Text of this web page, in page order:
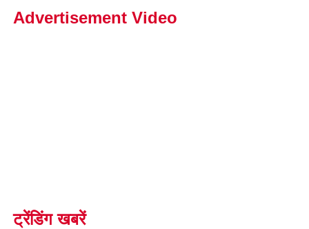
Advertisement Video
ट्रेंडिंग खबरें